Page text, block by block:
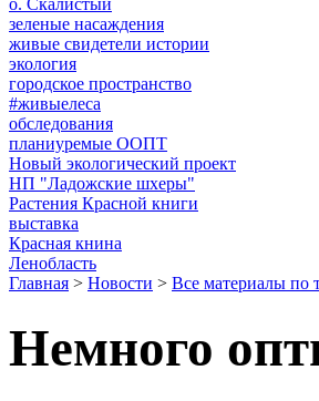
о. Скалистый
зеленые насаждения
живые свидетели истории
экология
городское пространство
#живыелеса
обследования
планиуремые ООПТ
Новый экологический проект
НП "Ладожские шхеры"
Растения Красной книги
выставка
Красная книна
Ленобласть
Главная > Новости > Все материалы по
Немного